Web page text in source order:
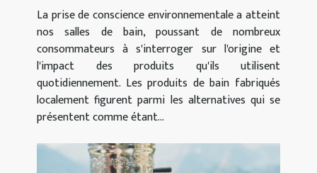
La prise de conscience environnementale a atteint
nos salles de bain, poussant de nombreux
consommateurs à s'interroger sur l'origine et
l'impact des produits qu'ils utilisent
quotidiennement. Les produits de bain fabriqués
localement figurent parmi les alternatives qui se
présentent comme étant...